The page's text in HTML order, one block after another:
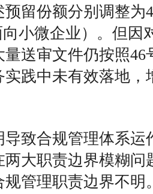
留份额分别调整为
小微企业）。但因
送审文件仍按照46
践中未有效落地，
致合规管理体系运
大职责边界模糊问
管理职责边界不明